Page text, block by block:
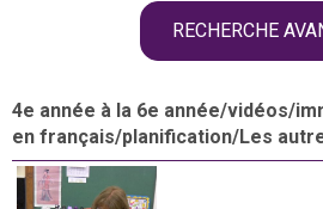
RECHERCHE
4e année à la 6e année/vidéos/
en français/planification/Les